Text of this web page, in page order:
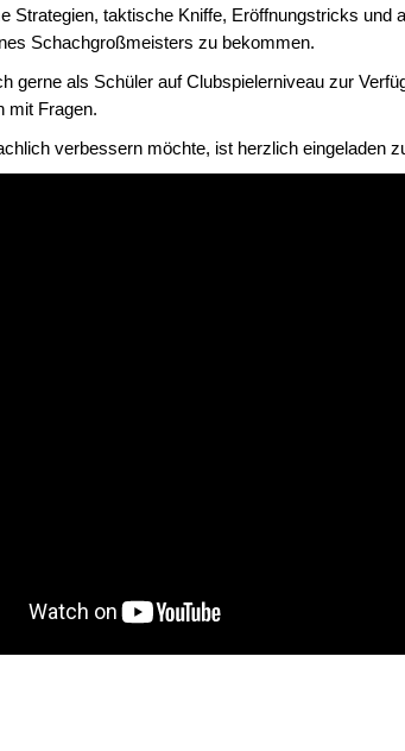
Strategien, taktische Kniffe, Eröffnungstricks und
Schachgroßmeisters zu bekommen.
gerne als Schüler auf Clubspielerniveau zur
mit Fragen.
verbessern möchte, ist herzlich eingeladen